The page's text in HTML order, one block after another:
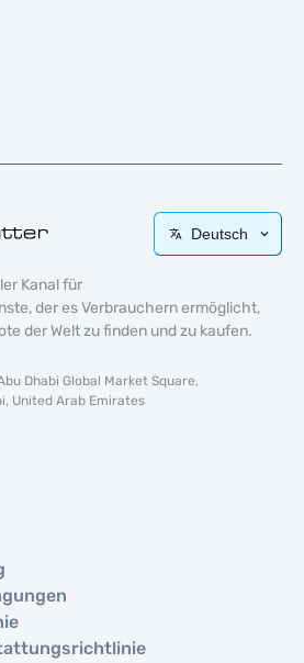
Deutsch
Kanal für
der es Verbrauchern ermöglicht,
der Welt zu finden und zu kaufen.
Dhabi Global Market Square,
United Arab Emirates